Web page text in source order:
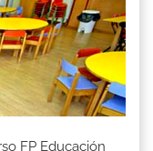
FP Educación